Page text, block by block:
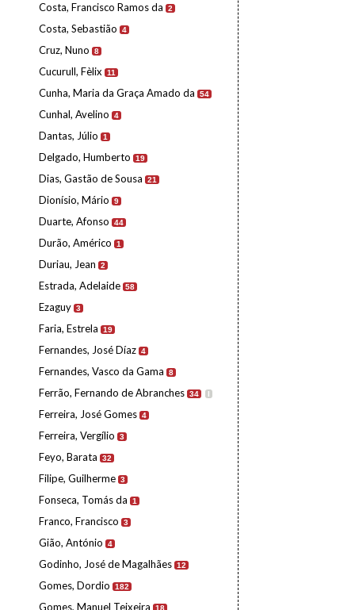
Costa, Francisco Ramos da 2
Costa, Sebastião 4
Cruz, Nuno 8
Cucurull, Fèlix 11
Cunha, Maria da Graça Amado da 54
Cunhal, Avelino 4
Dantas, Júlio 1
Delgado, Humberto 19
Dias, Gastão de Sousa 21
Dionísio, Mário 9
Duarte, Afonso 44
Durão, Américo 1
Duriau, Jean 2
Estrada, Adelaide 58
Ezaguy 3
Faria, Estrela 19
Fernandes, José Díaz 4
Fernandes, Vasco da Gama 8
Ferrão, Fernando de Abranches 34 I
Ferreira, José Gomes 4
Ferreira, Vergílio 3
Feyo, Barata 32
Filipe, Guilherme 3
Fonseca, Tomás da 1
Franco, Francisco 3
Gião, António 4
Godinho, José de Magalhães 12
Gomes, Dordio 182
Gomes, Manuel Teixeira 18